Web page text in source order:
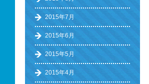
2015年7月
2015年6月
2015年5月
2015年4月